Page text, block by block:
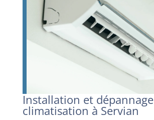
Installation et dépannage
climatisation à Servian